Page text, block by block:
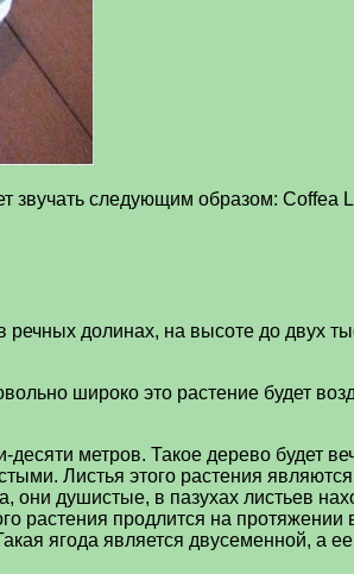
звучать следующим образом: Coffea
долинах, на высоте до двух
широко это растение будет
метров. Такое дерево будет
Листья этого растения являются
душистые, в пазухах листьев
растения продлится на протяжении
ягода является двусеменной, а